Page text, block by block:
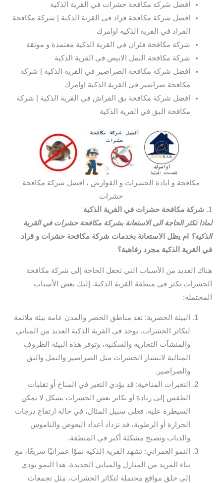
افضل شركة مكافحة حشرات في القرية الذكية
افضل شركة مكافحة قراد في القرية الذكية | شركة مكافحة
القراد في القرية الذكية اوامرك
شركة مكافحة فئران في القرية الذكية معتمدة و موثقة
شركة مكافحة النمل الابيض في القرية الذكية
افضل شركة مكافحة الصراصير في القرية الذكية | شركة
مكافحة صراصير في القرية الذكية اوامرك
افضل شركة مكافحة بق الفراش في القرية الذكية | شركة
مكافحة البق في القرية الذكية
مكافحة و ابادة الحشرات و القوارض ، افضل شركة مكافحة
حشرات
1.
شركة مكافحة حشرات في القرية الذكية
لماذا تكثر الحاجة الى الاستعانة بشركة مكافحة حشرات في القرية
الذكية؟
ام يظل الاستعانة بخدمات شركة مكافحة حشرات و قراد
في القرية الذكية مجرد رفاهية؟
هناك العديد من الأسباب التي تجعل الحاجة إلى شركة مكافحة
الحشرات تكثر في منطقة القرية الذكية. إليك بعض الأسباب
المحتملة:
البيئة الحضرية: تعد مناطق الحضر والمدن عامة بيئة ملائمة
لتكاثر الحشرات. يوجد في القرية الذكية العديد من المباني
والمنشآت التجارية والسكنية، وتوفر هذه البيئة الظروف
المثالية لانتشار الحشرات مثل الصراصير والنمل والبق
والصراصير.
التغيرات المناخية: قد يؤدي التغير في المناخ أو تقلبات
الطقس إلى زيادة أو تكاثر بعض الحشرات بشكل لا يمكن
السيطرة عليه. فعلى سبيل المثال، في حالة ارتفاع درجات
الحرارة أو الرطوبة، قد تزداد أعداد البعوض والناموس
والذباب وتصبح مشكلة أكبر في المنطقة.
النمو العمراني: تشهد القرية الذكية نموًا عمرانيًا سريعًا، مع
بناء المزيد من المنازل والمباني الجديدة. هذا النمو يؤدي
إلى خلق مواقع محتملة لتكاثر الحشرات، مثل تجمعات